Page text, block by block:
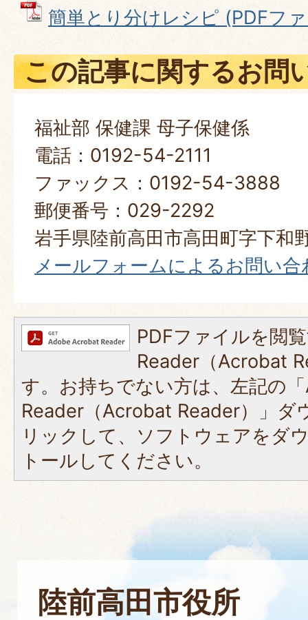
簡単とり分けレシピ (PDFフ
この記事に関するお問
福祉部 保健課 母子保健係
電話：0192-54-2111
ファックス：0192-54-3888
郵便番号：029-2292
岩手県陸前高田市高田町字下和
メールフォームによるお問い合
PDFファイルを閲
Reader（Acrobat
す。お持ちでない方は、左記の
Reader（Acrobat Reader）」ダ
リックして、ソフトウェアをダ
トールしてください。
陸前高田市役所